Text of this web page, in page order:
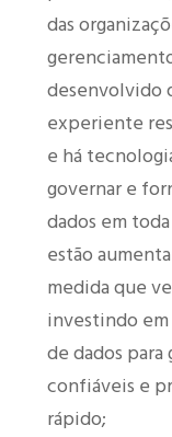
das
desenvolvido
experiente
e há
governar e
dados em
estão
medida que
investindo
de dados
confiáveis e
rápido;